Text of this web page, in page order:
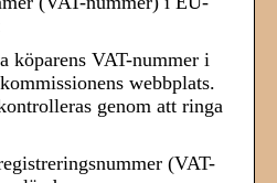
köparens VAT-nummer i
webbplats.
genom att ringa
(VAT-